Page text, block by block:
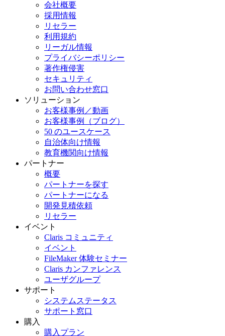
会社概要
採用情報
リセラー
利用規約
リーガル情報
プライバシーポリシー
著作権侵害
セキュリティ
お問い合わせ窓口
ソリューション
お客様事例／動画
お客様事例（ブログ）
50 のユースケース
自治体向け情報
教育機関向け情報
パートナー
概要
パートナーを探す
パートナーになる
開発見積依頼
リセラー
イベント
Claris コミュニティ
イベント
FileMaker 体験セミナー
Claris カンファレンス
ユーザグループ
サポート
システムステータス
サポート窓口
購入
購入プラン